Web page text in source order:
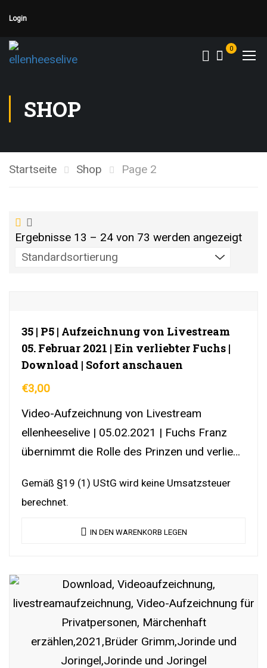
Login
0
SHOP
Startseite Shop Page 2
Ergebnisse 13 – 24 von 73 werden angezeigt
35 | P5 | Aufzeichnung von Livestream
05. Februar 2021 | Ein verliebter Fuchs |
Download | Sofort anschauen
€3,00
Video-Aufzeichnung von Livestream
ellenheeselive | 05.02.2021 | Fuchs Franz
übernimmt die Rolle des Prinzen und verliebt
YouTubeLink
Gemäß §19 (1) UStG wird keine Umsatzsteuer
berechnet.
IN DEN WARENKORB LEGEN